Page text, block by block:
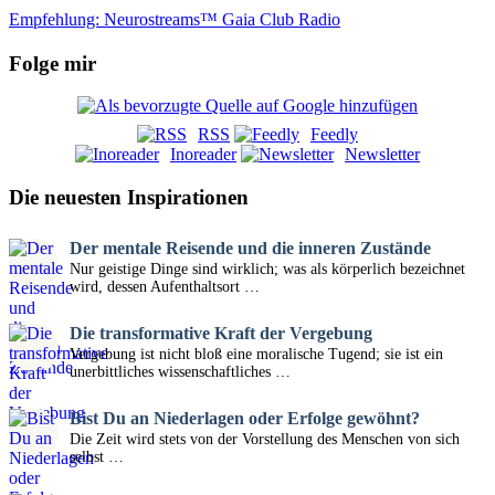
Empfehlung: Neurostreams™ Gaia Club Radio
Folge mir
RSS
Feedly
Inoreader
Newsletter
Die neuesten Inspirationen
Der mentale Reisende und die inneren Zustände
Nur geistige Dinge sind wirklich; was als körperlich bezeichnet
wird, dessen Aufenthaltsort …
Die transformative Kraft der Vergebung
Vergebung ist nicht bloß eine moralische Tugend; sie ist ein
unerbittliches wissenschaftliches …
Bist Du an Niederlagen oder Erfolge gewöhnt?
Die Zeit wird stets von der Vorstellung des Menschen von sich
selbst …